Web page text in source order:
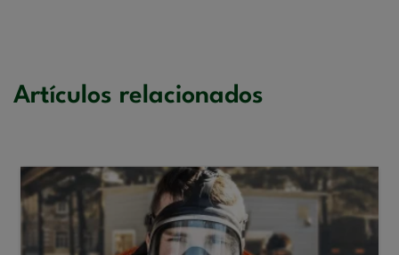
Artículos relacionados